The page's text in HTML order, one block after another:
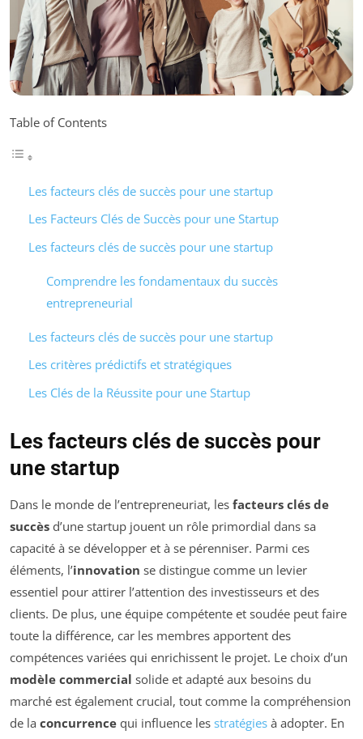
Table of Contents
Les facteurs clés de succès pour une startup
Les Facteurs Clés de Succès pour une Startup
Les facteurs clés de succès pour une startup
Comprendre les fondamentaux du succès
entrepreneurial
Les facteurs clés de succès pour une startup
Les critères prédictifs et stratégiques
Les Clés de la Réussite pour une Startup
Les facteurs clés de succès pour
une startup
Dans le monde de l’entrepreneuriat, les facteurs clés de
succès d’une startup jouent un rôle primordial dans sa
capacité à se développer et à se pérenniser. Parmi ces
éléments, l’innovation se distingue comme un levier
essentiel pour attirer l’attention des investisseurs et des
clients. De plus, une équipe compétente et soudée peut faire
toute la différence, car les membres apportent des
compétences variées qui enrichissent le projet. Le choix d’un
modèle commercial solide et adapté aux besoins du
marché est également crucial, tout comme la compréhension
de la concurrence qui influence les stratégies à adopter. En